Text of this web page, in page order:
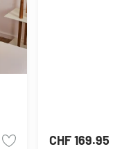
CHF 169.95